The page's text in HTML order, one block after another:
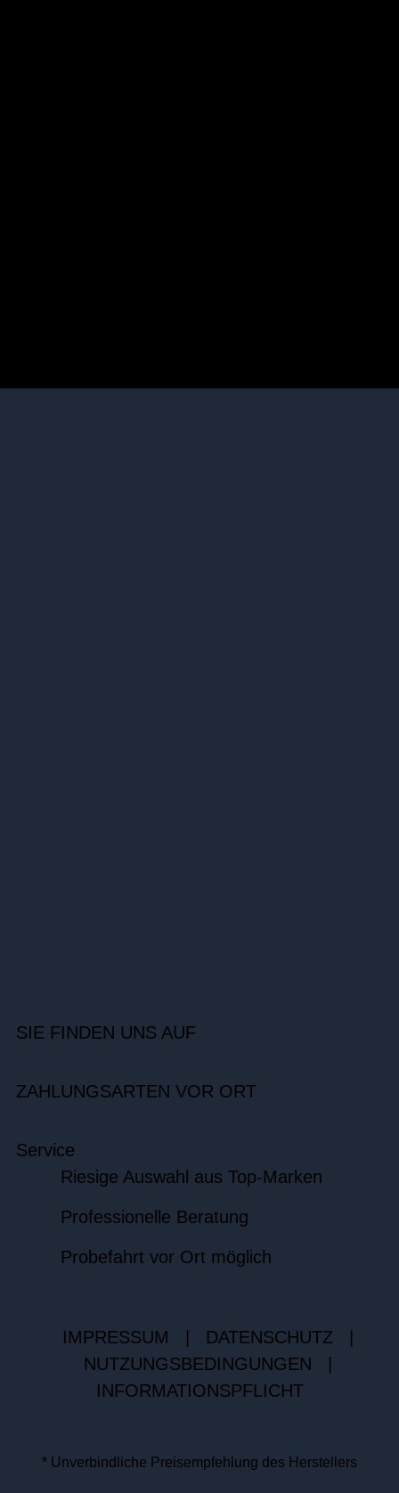
SIE FINDEN UNS AUF
ZAHLUNGSARTEN VOR ORT
Service
Riesige Auswahl aus Top-Marken
Professionelle Beratung
Probefahrt vor Ort möglich
IMPRESSUM DATENSCHUTZ
NUTZUNGSBEDINGUNGEN
INFORMATIONSPFLICHT
* Unverbindliche Preisempfehlung des Herstellers